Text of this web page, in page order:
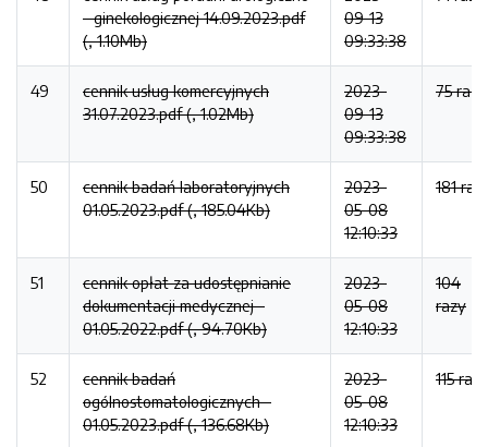
- ginekologicznej 14.09.2023.pdf
(, 1.10Mb)
09-13
09:33:38
49
cennik usług komercyjnych
31.07.2023.pdf (, 1.02Mb)
2023-
09-13
09:33:38
75 razy
50
cennik badań laboratoryjnych
01.05.2023.pdf (, 185.04Kb)
2023-
05-08
12:10:33
181
51
cennik opłat za udostępnianie
dokumentacji medycznej -
01.05.2022.pdf (, 94.70Kb)
2023-
05-08
12:10:33
104
razy
52
cennik badań
ogólnostomatologicznych -
01.05.2023.pdf (, 136.68Kb)
2023-
05-08
12:10:33
115 razy